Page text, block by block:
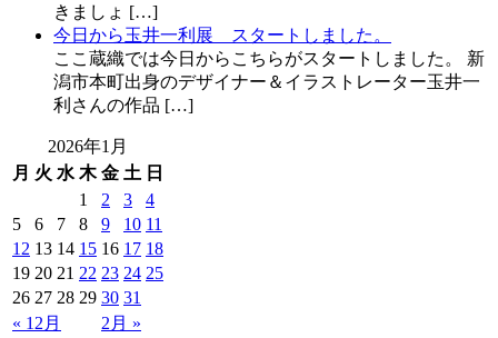
きましょ […]
今日から玉井一利展 スタートしました。
ここ蔵織では今日からこちらがスタートしました。 新
潟市本町出身のデザイナー＆イラストレーター玉井一
利さんの作品 […]
2026年1月
月 火 水 木 金 土 日
« 12月 2月 »
1 2 3
4
5
6 7 8 9 10 11
12 13 14 15 16 17 18
19 20 21 22 23 24 25
26 27 28 29 30 31